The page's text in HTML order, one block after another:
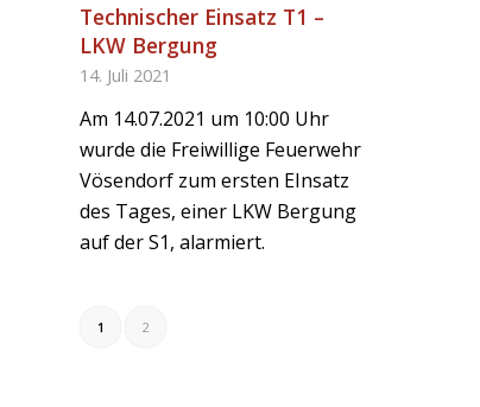
Technischer Einsatz T1 –
LKW Bergung
14. Juli 2021
Am 14.07.2021 um 10:00 Uhr
wurde die Freiwillige Feuerwehr
Vösendorf zum ersten EInsatz
des Tages, einer LKW Bergung
auf der S1, alarmiert.
1 2